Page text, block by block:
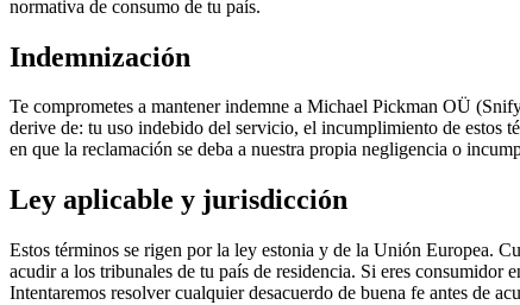
normativa de consumo de tu país.
Indemnización
Te comprometes a mantener indemne a Michael Pickman OÜ
derive de: tu uso indebido del servicio, el incumplimiento de estos
en que la reclamación se deba a nuestra propia negligencia o
Ley aplicable y jurisdicción
Estos términos se rigen por la ley estonia y de la Unión Europea.
acudir a los tribunales de tu país de residencia. Si eres
Intentaremos resolver cualquier desacuerdo de buena fe antes de